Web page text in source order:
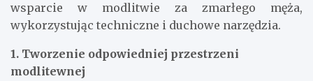
wsparcie w modlitwie za zmarłego męża,
wykorzystując techniczne i duchowe narzędzia.
1. Tworzenie odpowiedniej przestrzeni
modlitewnej